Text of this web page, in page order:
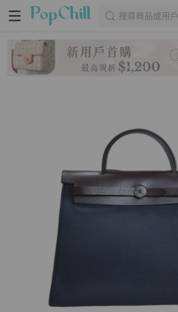
搜尋商品或用戶